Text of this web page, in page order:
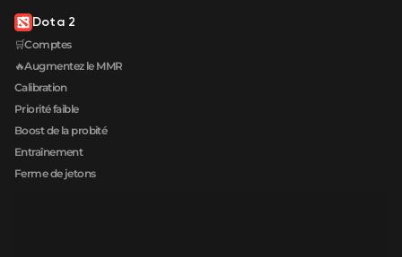
Dota 2
🛒Comptes
🔥Augmentez le MMR
Calibration
Priorité faible
Boost de la probité
Entraînement
Ferme de jetons